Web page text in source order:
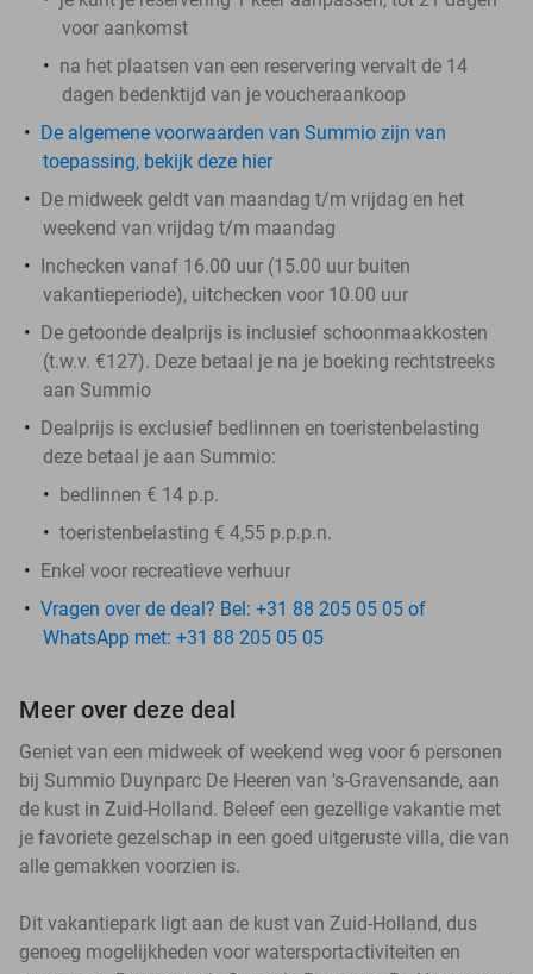
voor aankomst
na het plaatsen van een reservering vervalt de 14
dagen bedenktijd van je voucheraankoop
De algemene voorwaarden van Summio zijn van
toepassing, bekijk deze hier
De midweek geldt van maandag t/m vrijdag en het
weekend van vrijdag t/m maandag
Inchecken vanaf 16.00 uur (15.00 uur buiten
vakantieperiode), uitchecken voor 10.00 uur
De getoonde dealprijs is inclusief schoonmaakkosten
(t.w.v. €127). Deze betaal je na je boeking rechtstreeks
aan Summio
Dealprijs is exclusief bedlinnen en toeristenbelasting
deze betaal je aan Summio:
bedlinnen € 14 p.p.
toeristenbelasting € 4,55 p.p.p.n.
Enkel voor recreatieve verhuur
Vragen over de deal? Bel: +31 88 205 05 05 of
WhatsApp met: +31 88 205 05 05
Meer over deze deal
Geniet van een midweek of weekend weg voor 6 personen
bij Summio Duynparc De Heeren van 's-Gravensande, aan
de kust in Zuid-Holland. Beleef een gezellige vakantie met
je favoriete gezelschap in een goed uitgeruste villa, die van
alle gemakken voorzien is.
Dit vakantiepark ligt aan de kust van Zuid-Holland, dus
genoeg mogelijkheden voor watersportactiviteiten en